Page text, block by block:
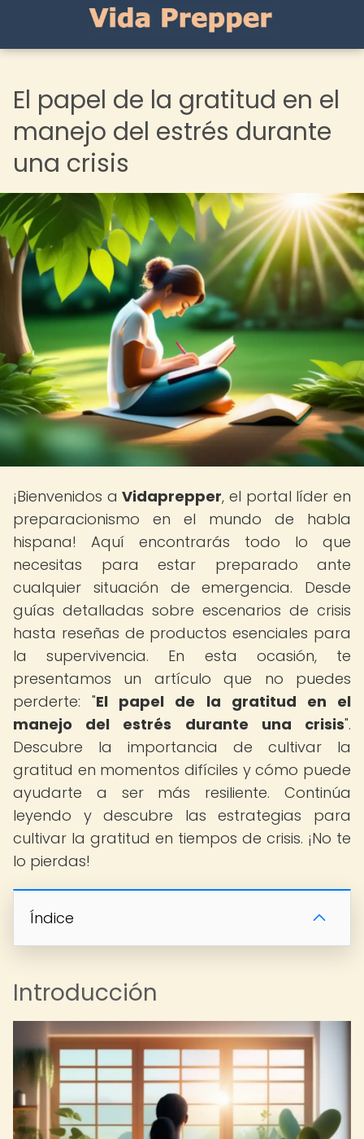
El papel de la gratitud en el
manejo del estrés durante
una crisis
¡Bienvenidos aVidaprepper, el portal líder en
preparacionismo en el mundo de habla
hispana! Aquí encontrarás todo lo que
necesitas para estar preparado ante
cualquier situación de emergencia. Desde
guías detalladas sobre escenarios de crisis
hasta reseñas de productos esenciales para
la supervivencia. En esta ocasión, te
presentamos un artículo que no puedes
perderte: "El papel de la gratitud en el
manejo del estrés durante una crisis".
Descubre la importancia de cultivar la
gratitud en momentos difíciles y cómo puede
ayudarte a ser más resiliente. Continúa
leyendo y descubre las estrategias para
cultivar la gratitud en tiempos de crisis. ¡No te
lo pierdas!
Índice
Introducción